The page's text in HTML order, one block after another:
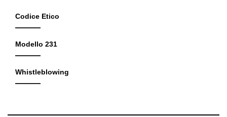
Codice Etico
Modello 231
Whistleblowing